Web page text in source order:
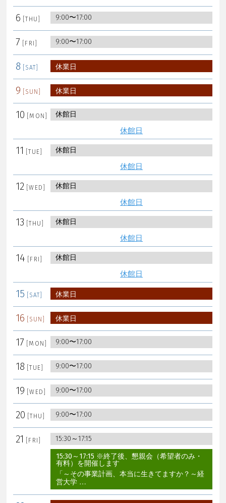
6 9:00〜17:00
7 9:00〜17:00
8 休業日
9 休業日
10 休館日
休館日
11 休館日
休館日
12 休館日
休館日
13 休館日
休館日
14 休館日
休館日
15 休業日
16 休業日
17 9:00〜17:00
18 9:00〜17:00
19 9:00〜17:00
20 9:00〜17:00
21 15:30～17:15
15:30～17:15 ※終了後、懇親会（希望者のみ・
有料）を開催します
「～その事業計画、本当に生きてますか？～経
営大学 …